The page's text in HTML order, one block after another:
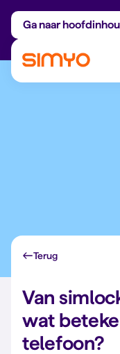
Ga naar
Maandelijks aanpasbaar
Terug
Van
wat
telefoon?